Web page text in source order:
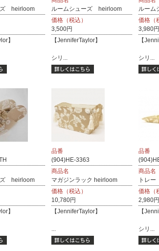
ズ heirloom
】
ルームシューズ heirloom
価格（税込）
3,500円
【JenniferTaylor】
シリ...
ルー
価格（
3,980円
【
シリ...
ズ heirloom
】
品番
(904)HE-3363
商品名
マガジンラック heirloom
価格（税込）
10,780円
【JenniferTaylor】
...
品番
商品名
トレ
価格（
2,980円
【
シリ...